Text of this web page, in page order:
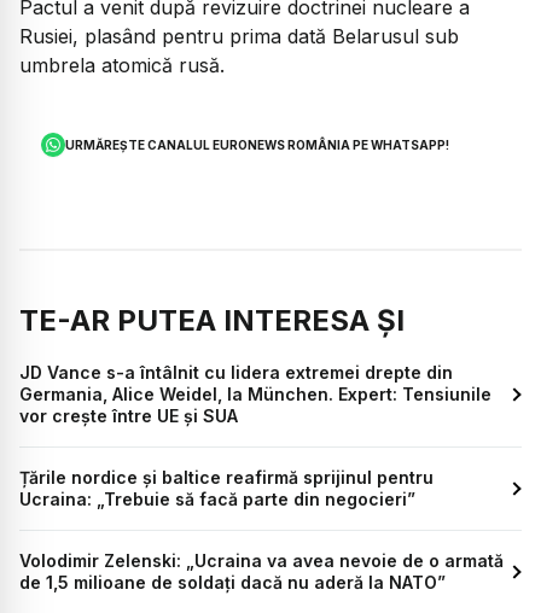
Pactul a venit după revizuire doctrinei nucleare a
Rusiei, plasând pentru prima dată Belarusul sub
umbrela atomică rusă.
URMĂREȘTE CANALUL EURONEWS ROMÂNIA PE WHATSAPP!
TE-AR PUTEA INTERESA ȘI
JD Vance s-a întâlnit cu lidera extremei drepte din
Germania, Alice Weidel, la München. Expert: Tensiunile
vor crește între UE și SUA
Țările nordice și baltice reafirmă sprijinul pentru
Ucraina: „Trebuie să facă parte din negocieri”
Volodimir Zelenski: „Ucraina va avea nevoie de o armată
de 1,5 milioane de soldați dacă nu aderă la NATO”